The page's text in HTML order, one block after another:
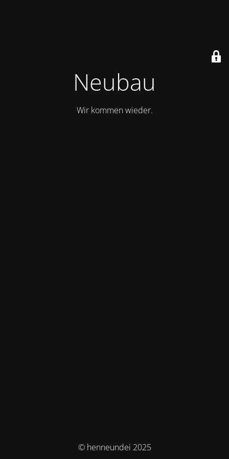
Neubau
Wir kommen wieder.
© henneundei 2025